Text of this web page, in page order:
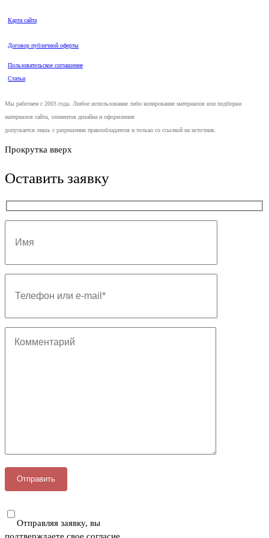
Карта сайта
Договор публичной оферты
Пользовательское соглашение
Статьи
Мы работаем с 2003 года. Любое использование либо копирование материалов или подборки
материалов сайта, элементов дизайна и оформления
допускается лишь с разрешения правообладателя и только со ссылкой на источник.
Прокрутка вверх
Оставить заявку
Отправляя заявку, вы
подтверждаете свое согласие